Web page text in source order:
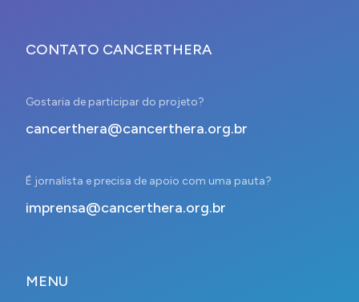
CONTATO CANCERTHERA
Gostaria de participar do projeto?
cancerthera@cancerthera.org.br
É jornalista e precisa de apoio com uma pauta?
imprensa@cancerthera.org.br
MENU